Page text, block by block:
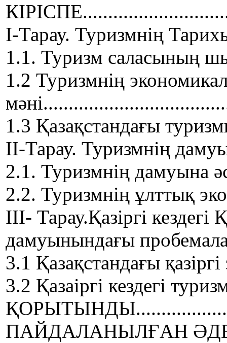
І-Тарау. Туризмнің
1.1. Туризм саласының
1.2 Туризмнің
1.3 Қазақстандағы
ІІ-Тарау. Туризмнің
2.1. Туризмнің дамуына
2.2. Туризмнің ұлттық
ІІІ- Тарау.Қазіргі
дамуынындағы
3.1 Қазақстандағы
3.2 Қазаіргі кездегі
ПАЙДАЛАНЫЛҒАН